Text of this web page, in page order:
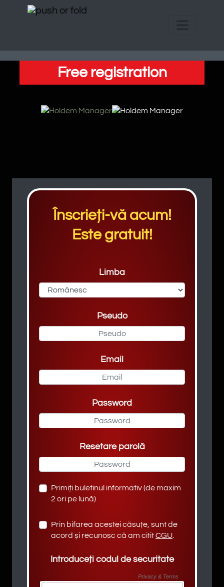
Free registration
Înscrieți-vă acum!
Este gratuit!
Limba
Pseudo
Email
Password
Resetare parolă
Primiți buletinul informativ (de maxim
2 ori pe lună)
Prin bifarea acestei căsuțe, sunt de
acord și recunosc că am cititCGU
Introduceți codul de securitate